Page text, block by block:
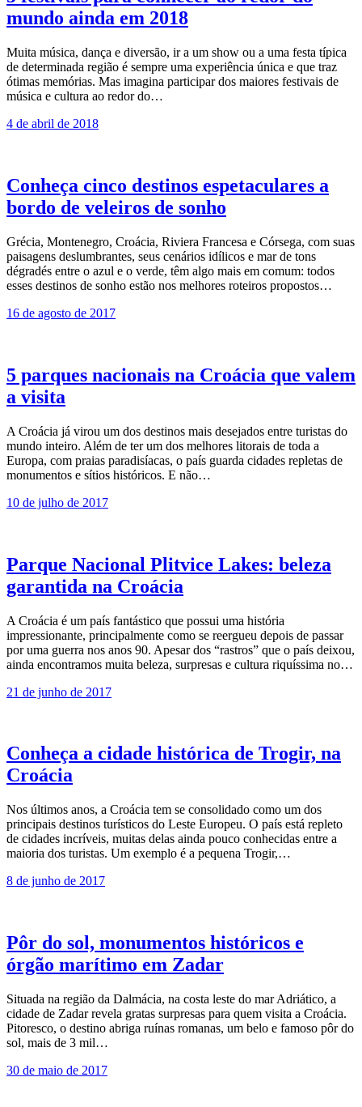
mundo ainda em 2018
Muita música, dança e diversão, ir a um show ou a uma festa típica
de determinada região é sempre uma experiência única e que traz
ótimas memórias. Mas imagina participar dos maiores festivais de
música e cultura ao redor do…
4 de abril de 2018
Conheça cinco destinos espetaculares a
bordo de veleiros de sonho
Grécia, Montenegro, Croácia, Riviera Francesa e Córsega, com suas
paisagens deslumbrantes, seus cenários idílicos e mar de tons
dégradés entre o azul e o verde, têm algo mais em comum: todos
esses destinos de sonho estão nos melhores roteiros propostos…
16 de agosto de 2017
5 parques nacionais na Croácia que valem
a visita
A Croácia já virou um dos destinos mais desejados entre turistas do
mundo inteiro. Além de ter um dos melhores litorais de toda a
Europa, com praias paradisíacas, o país guarda cidades repletas de
monumentos e sítios históricos. E não…
10 de julho de 2017
Parque Nacional Plitvice Lakes: beleza
garantida na Croácia
A Croácia é um país fantástico que possui uma história
impressionante, principalmente como se reergueu depois de passar
por uma guerra nos anos 90. Apesar dos “rastros” que o país deixou,
ainda encontramos muita beleza, surpresas e cultura riquíssima no…
21 de junho de 2017
Conheça a cidade histórica de Trogir, na
Croácia
Nos últimos anos, a Croácia tem se consolidado como um dos
principais destinos turísticos do Leste Europeu. O país está repleto
de cidades incríveis, muitas delas ainda pouco conhecidas entre a
maioria dos turistas. Um exemplo é a pequena Trogir,…
8 de junho de 2017
Pôr do sol, monumentos históricos e
órgão marítimo em Zadar
Situada na região da Dalmácia, na costa leste do mar Adriático, a
cidade de Zadar revela gratas surpresas para quem visita a Croácia.
Pitoresco, o destino abriga ruínas romanas, um belo e famoso pôr do
sol, mais de 3 mil…
30 de maio de 2017